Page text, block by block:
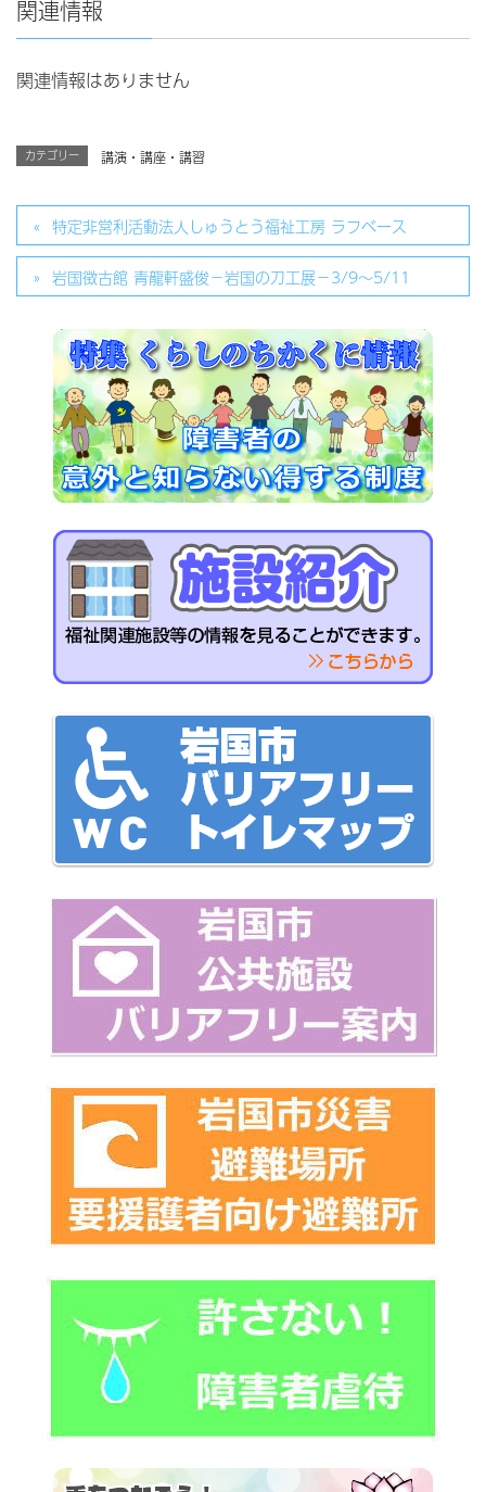
関連情報
関連情報はありません
カテゴリー 講演・講座・講習
特定非営利活動法人しゅうとう福祉工房 ラフベース
岩国徴古館 青龍軒盛俊－岩国の刀工展－3/9～5/11